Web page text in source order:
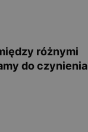
różnymi
do czynienia